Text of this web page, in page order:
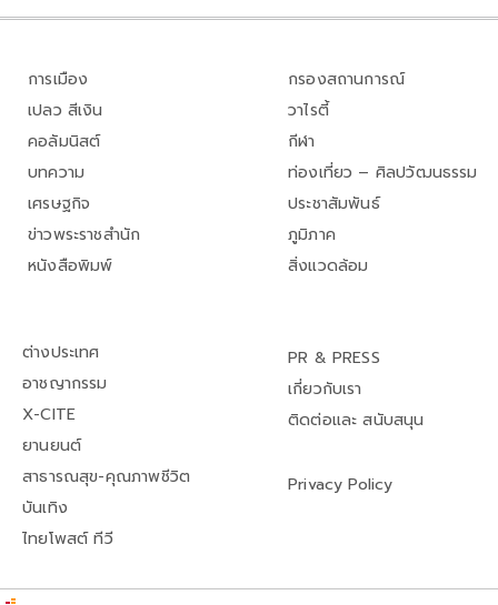
การเมือง
เปลว สีเงิน
คอลัมนิสต์
บทความ
เศรษฐกิจ
ข่าวพระราชสำนัก
หนังสือพิมพ์
กรองสถานการณ์
วาไรตี้
กีฬา
ท่องเที่ยว – ศิลปวัฒนธรรม
ประชาสัมพันธ์
ภูมิภาค
สิ่งแวดล้อม
ต่างประเทศ
อาชญากรรม
X-CITE
ยานยนต์
สาธารณสุข-คุณภาพชีวิต
บันเทิง
ไทยโพสต์ ทีวี
PR & PRESS
เกี่ยวกับเรา
ติดต่อและ สนับสนุน
Privacy Policy